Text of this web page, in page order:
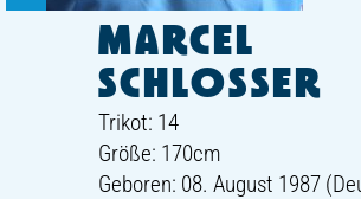
MARCEL
SCHLOSSER
Trikot: 14
Größe: 170cm
Geboren: 08. August 1987